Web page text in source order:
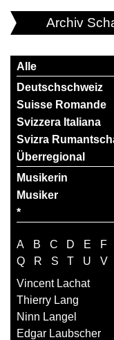
Archiv
Alle
Deutschschweiz
Suisse Romande
Svizzera Italiana
Svizra
Überregional
Musikerin
Musiker
*
A B C D E F
Q
R S T U V
Vincent Lachat
Thierry Lang
Ninn Langel
Edgar Laubscher